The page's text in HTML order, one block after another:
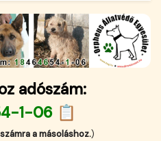
adószám:
1-06 📋
a másoláshoz.)